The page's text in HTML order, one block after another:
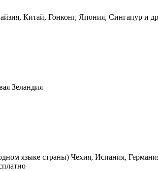
Китай, Гонконг, Япония, Сингапур и
Зеландия
языке страны) Чехия, Испания,